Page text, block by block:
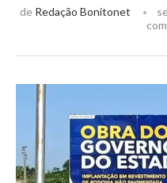
de Redação Bonitonet